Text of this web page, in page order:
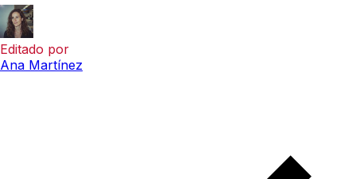
Editado por
Ana Martínez